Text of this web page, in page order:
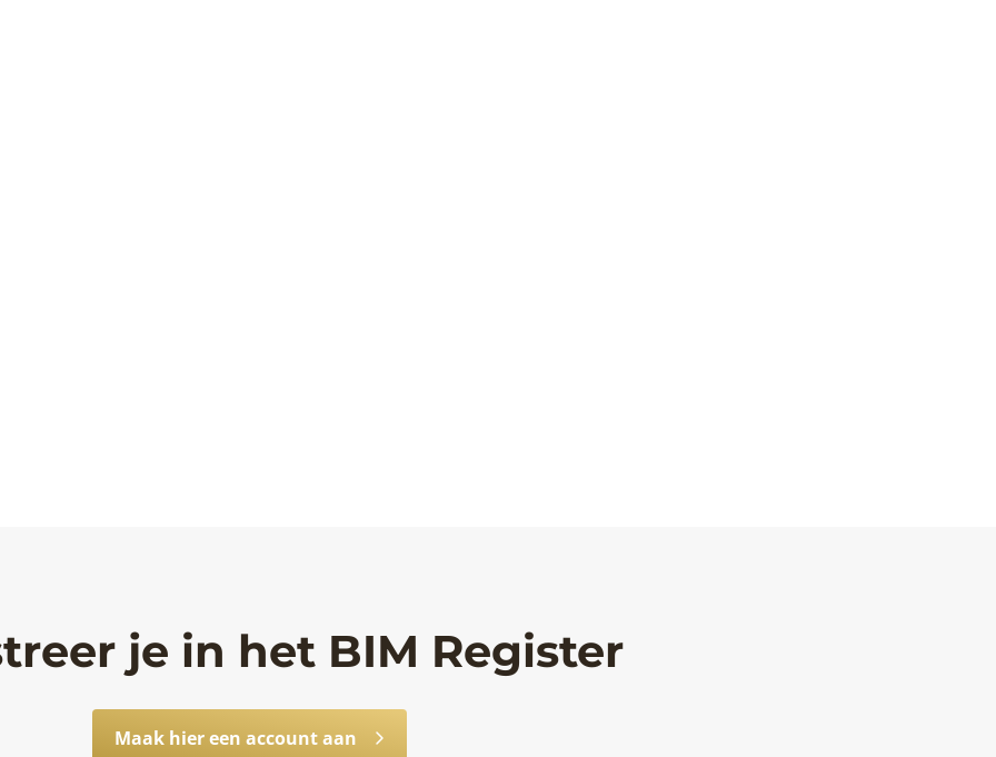
je in het BIM Register
Maak hier een account aan